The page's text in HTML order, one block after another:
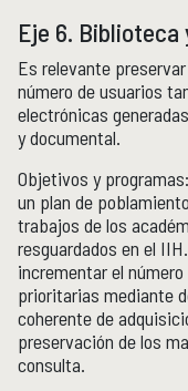
Eje 6.
Es relevante
número de usuarios
electrónicas
y documental.
Objetivos y
un plan de
trabajos de los
resguardados en el
incrementar el
prioritarias mediante
coherente de
preservación de los
consulta.